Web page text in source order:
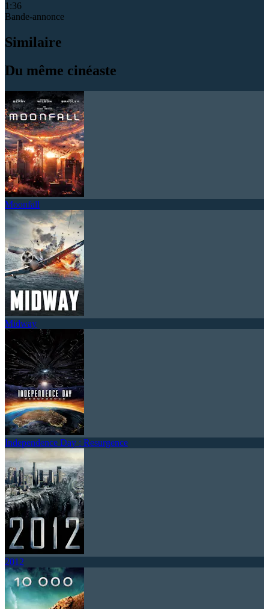
1:36
Bande-annonce
Similaire
Du même cinéaste
Moonfall
Midway
Independence Day : Resurgence
2012